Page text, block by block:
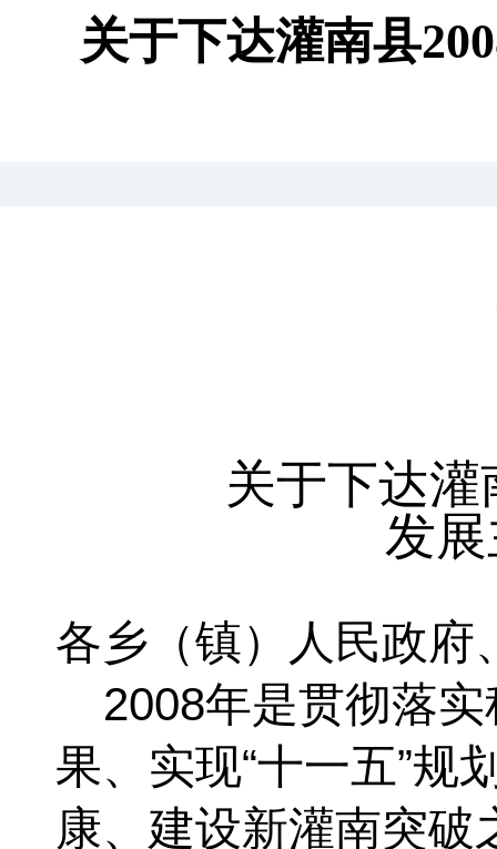
关于下达灌南县
关于下达
发
各乡（镇）人民政府
2008年是贯彻落
果、实现“十一五”规
康、建设新灌南突